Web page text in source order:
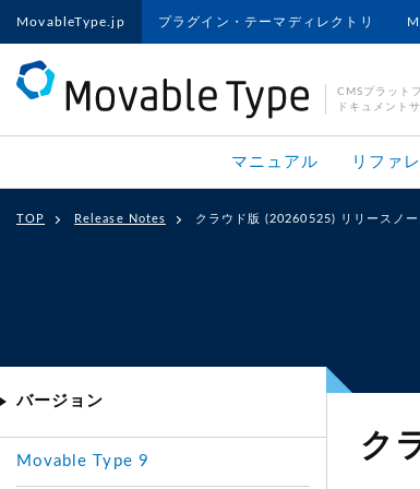
MovableType.jp プラグイン・テーマディレクトリ
CMSプラット
ドキュメント
マニュアル リファ
TOP Release Notes クラウド版 (20260525) リリースノー
ク
バージョン
Movable Type 9